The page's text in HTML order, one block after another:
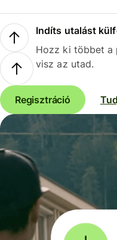
Indíts utalást
Hozz ki többet a
visz az utad.
Regisztráció